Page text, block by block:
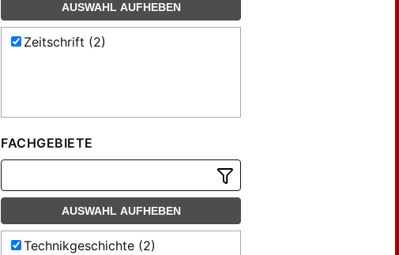
AUSWAHL AUFHEBEN
Zeitschrift (2)
FACHGEBIETE
AUSWAHL AUFHEBEN
Technikgeschichte (2)